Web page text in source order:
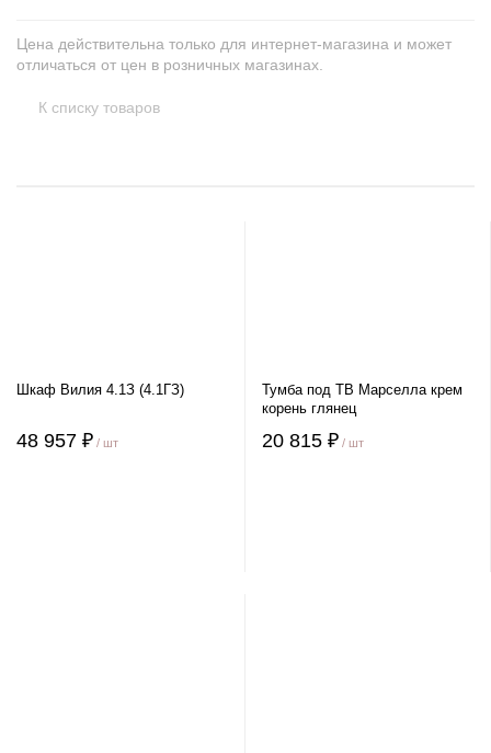
Цена действительна только для интернет-магазина и может
отличаться от цен в розничных магазинах.
К списку товаров
Шкаф Вилия 4.1З (4.1ГЗ)
48 957 ₽ / шт
Тумба под ТВ Марселла крем
корень глянец
20 815 ₽ / шт